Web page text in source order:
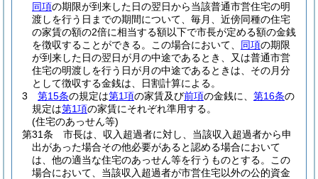
同項の期限が到来した日の翌日から当該普通市営住宅の明
渡しを行う日までの期間について、毎月、近傍同種の住宅
の家賃の額の2倍に相当する額以下で市長が定める額の金銭
を徴収することができる。
この場合において、 同項の期限
が到来した日の翌日が月の中途であるとき、又は普通市営
住宅の明渡しを行う日が月の中途であるときは、その月分
として徴収する金銭は、日割計算による。
3
第15条の規定は第1項の家賃及び前項の金銭に、 第16条の
規定は第1項の家賃にそれぞれ準用する。
(住宅のあっせん等)
第31条
市長は、収入超過者に対し、当該収入超過者から申
出があった場合その他必要があると認める場合において
は、他の適当な住宅のあっせん等を行うものとする。
この
場合において、当該収入超過者が市営住宅以外の公的資金